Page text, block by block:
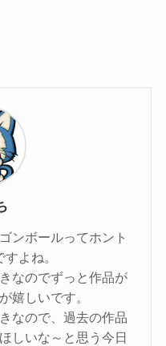
ンボールってホント
よね。
なのでずっと作品が
嬉しいです。
なので、過去の作品
しいな～と思う今日